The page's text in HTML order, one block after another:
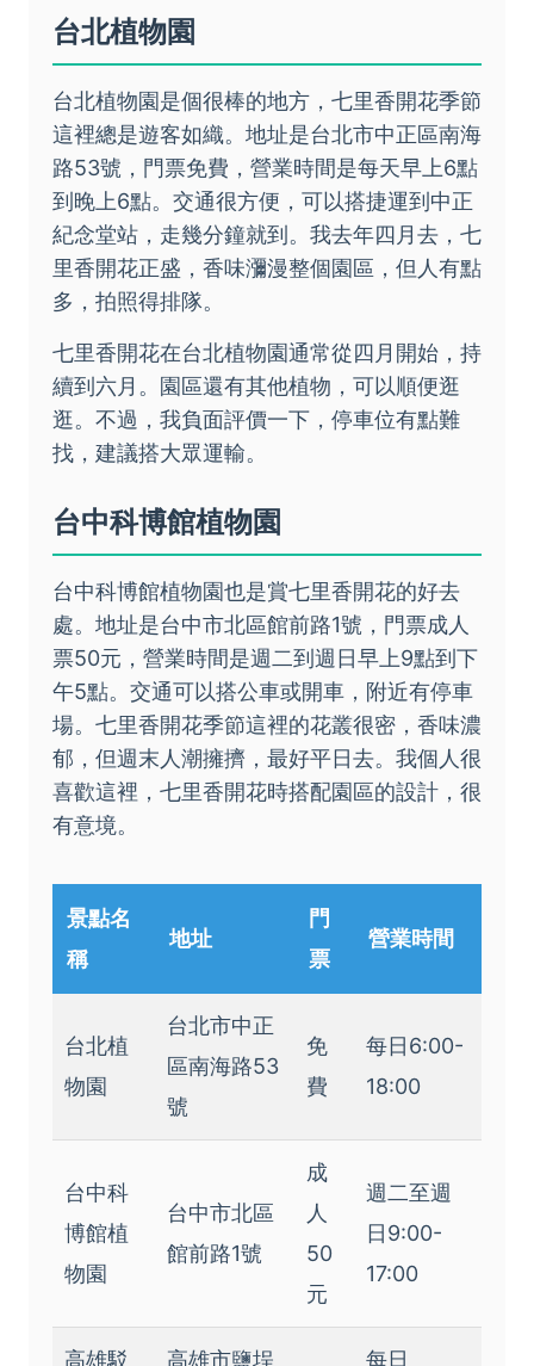
台北植物園
台北植物園是個很棒的地方，七里香開花季節
這裡總是遊客如織。地址是台北市中正區南海
路53號，門票免費，營業時間是每天早上6點
到晚上6點。交通很方便，可以搭捷運到中正
紀念堂站，走幾分鐘就到。我去年四月去，七
里香開花正盛，香味瀰漫整個園區，但人有點
多，拍照得排隊。
七里香開花在台北植物園通常從四月開始，持
續到六月。園區還有其他植物，可以順便逛
逛。不過，我負面評價一下，停車位有點難
找，建議搭大眾運輸。
台中科博館植物園
台中科博館植物園也是賞七里香開花的好去
處。地址是台中市北區館前路1號，門票成人
票50元，營業時間是週二到週日早上9點到下
午5點。交通可以搭公車或開車，附近有停車
場。七里香開花季節這裡的花叢很密，香味濃
郁，但週末人潮擁擠，最好平日去。我個人很
喜歡這裡，七里香開花時搭配園區的設計，很
有意境。
景點名
稱
地址
門
票
營業時間
台北植
物園
台北市中正
區南海路53
號
免
費
每日6:00-
18:00
台中科
博館植
物園
台中市北區
館前路1號
成
人
50
元
週二至週
日9:00-
17:00
高雄駁
高雄市鹽埕
每日